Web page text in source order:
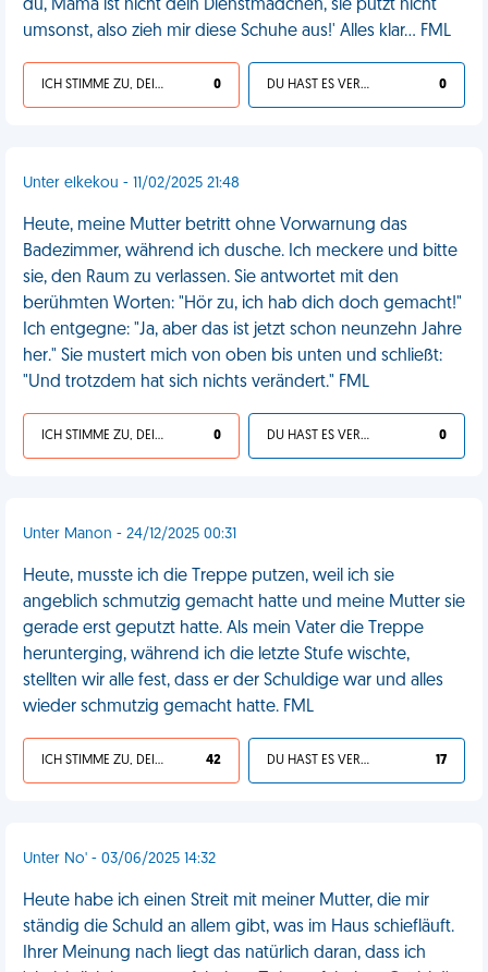
du, Mama ist nicht dein Dienstmädchen, sie putzt nicht
umsonst, also zieh mir diese Schuhe aus!' Alles klar... FML
ICH STIMME ZU, DEIN LEBEN IST SCHEISSE 0 DU HAST ES VERDIENT 0
Unter elkekou - 11/02/2025 21:48
Heute, meine Mutter betritt ohne Vorwarnung das
Badezimmer, während ich dusche. Ich meckere und bitte
sie, den Raum zu verlassen. Sie antwortet mit den
berühmten Worten: "Hör zu, ich hab dich doch gemacht!"
Ich entgegne: "Ja, aber das ist jetzt schon neunzehn Jahre
her." Sie mustert mich von oben bis unten und schließt:
"Und trotzdem hat sich nichts verändert." FML
ICH STIMME ZU, DEIN LEBEN IST SCHEISSE 0 DU HAST ES VERDIENT 0
Unter Manon - 24/12/2025 00:31
Heute, musste ich die Treppe putzen, weil ich sie
angeblich schmutzig gemacht hatte und meine Mutter sie
gerade erst geputzt hatte. Als mein Vater die Treppe
herunterging, während ich die letzte Stufe wischte,
stellten wir alle fest, dass er der Schuldige war und alles
wieder schmutzig gemacht hatte. FML
ICH STIMME ZU, DEIN LEBEN IST SCHEISSE 42 DU HAST ES VERDIENT 17
Unter No' - 03/06/2025 14:32
Heute habe ich einen Streit mit meiner Mutter, die mir
ständig die Schuld an allem gibt, was im Haus schiefläuft.
Ihrer Meinung nach liegt das natürlich daran, dass ich